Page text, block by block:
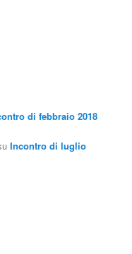
di febbraio 2018
Incontro di luglio